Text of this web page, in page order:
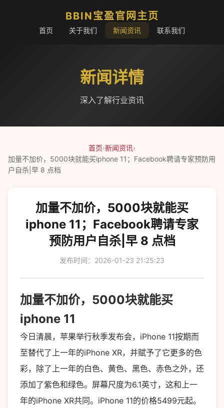
BBIN宝盈官网主页
首页 关于我们 新闻资讯 联系我们
新闻详情
深入了解行业资讯
首页›新闻资讯›
加量不加价，5000块就能买iphone 11；Facebook聘请专家预防用
户自杀|早 8 点档
加量不加价，5000块就能买
iphone 11；Facebook聘请专家
预防用户自杀|早 8 点档
发布时间：2026-01-23 21:25:23
加量不加价，5000块就能买
iphone 11
今日清晨，苹果举行秋季发布会，iPhone 11按期而
至替代了上一年的iPhone XR，并赋予了它更多的色
彩，除了上一年的白色、黄色、黑色、赤色之外，还
添加了紫色和绿色。屏幕尺度为6.1英寸，这和上一
年的iPhone XR共同。iPhone 11的价格5499元起。